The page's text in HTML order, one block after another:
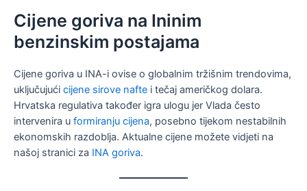
Cijene goriva na Ininim
benzinskim postajama
Cijene goriva u INA-i ovise o globalnim tržišnim trendovima,
uključujući cijene sirove nafte i tečaj američkog dolara.
Hrvatska regulativa također igra ulogu jer Vlada često
intervenira u formiranju cijena, posebno tijekom nestabilnih
ekonomskih razdoblja. Aktualne cijene možete vidjeti na
našoj stranici za INA goriva.